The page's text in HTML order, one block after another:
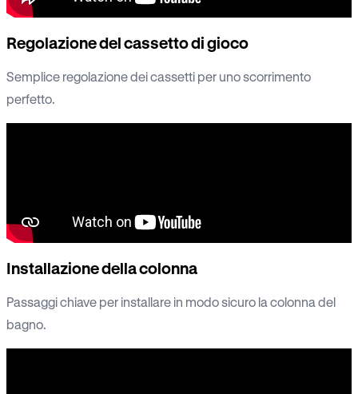
Regolazione del cassetto di gioco
Semplice regolazione dei cassetti per uno scorrimento
perfetto.
Installazione della colonna
Passaggi chiave per installare in modo sicuro la colonna del
bagno.